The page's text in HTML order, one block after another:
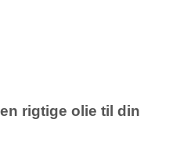
rigtige olie til din